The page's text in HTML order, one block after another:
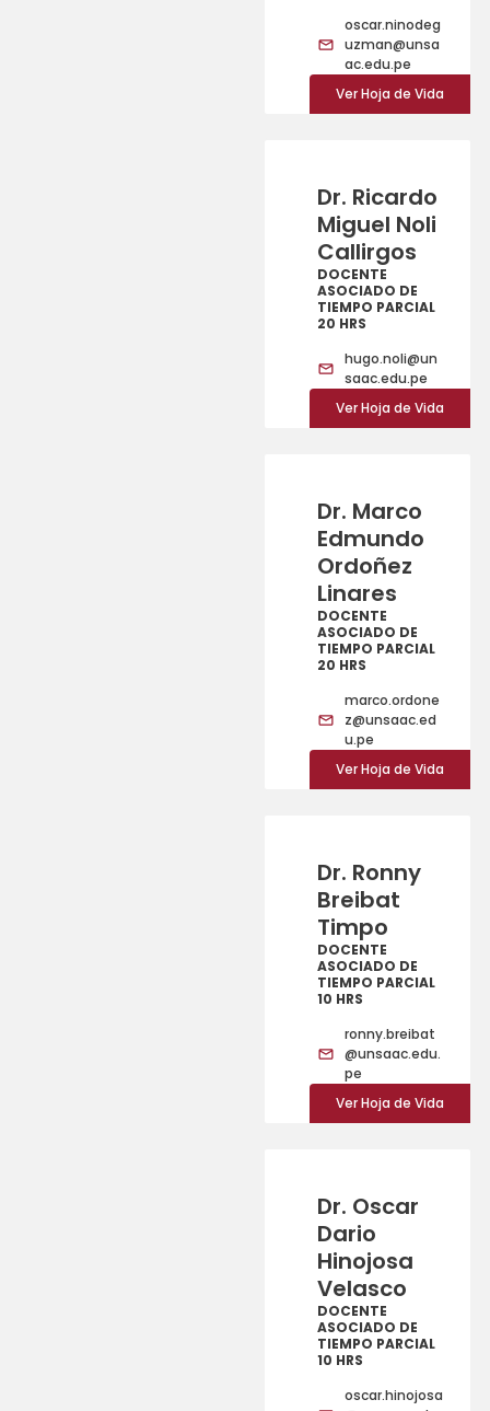
oscar.ninodeg
uzman@unsa
ac.edu.pe
Ver Hoja de Vida
Dr. Ricardo
Miguel Noli
Callirgos
DOCENTE
ASOCIADO DE
TIEMPO PARCIAL
20 HRS
hugo.noli@un
saac.edu.pe
Ver Hoja de Vida
Dr. Marco
Edmundo
Ordoñez
Linares
DOCENTE
ASOCIADO DE
TIEMPO PARCIAL
20 HRS
marco.ordone
z@unsaac.ed
u.pe
Ver Hoja de Vida
Dr. Ronny
Breibat
Timpo
DOCENTE
ASOCIADO DE
TIEMPO PARCIAL
10 HRS
ronny.breibat
@unsaac.edu.
pe
Ver Hoja de Vida
Dr. Oscar
Dario
Hinojosa
Velasco
DOCENTE
ASOCIADO DE
TIEMPO PARCIAL
10 HRS
oscar.hinojosa